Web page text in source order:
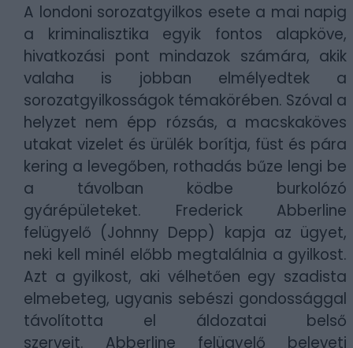
A londoni sorozatgyilkos esete a mai napig
a kriminalisztika egyik fontos alapköve,
hivatkozási pont mindazok számára, akik
valaha is jobban elmélyedtek a
sorozatgyilkosságok témakörében. Szóval a
helyzet nem épp rózsás, a macskaköves
utakat vizelet és ürülék borítja, füst és pára
kering a levegőben, rothadás bűze lengi be
a távolban ködbe burkolózó
gyárépületeket. Frederick Abberline
felügyelő (Johnny Depp) kapja az ügyet,
neki kell minél előbb megtalálnia a gyilkost.
Azt a gyilkost, aki vélhetően egy szadista
elmebeteg, ugyanis sebészi gondossággal
távolította el áldozatai belső
szerveit. Abberline felügyelő beleveti